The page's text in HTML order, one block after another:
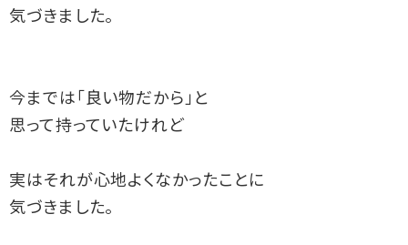
気づきました。
今までは「良い物だから」と
思って持っていたけれど
実はそれが心地よくなかったことに
気づきました。